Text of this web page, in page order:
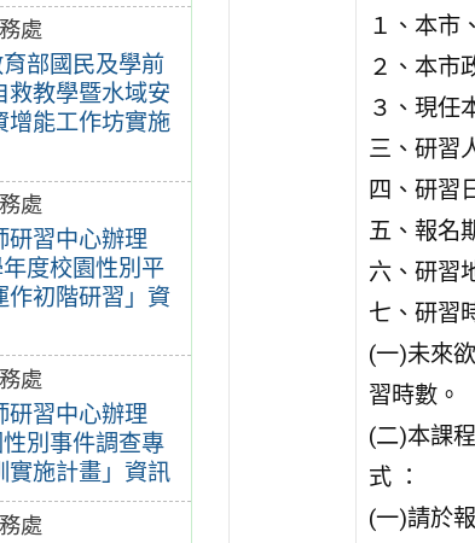
處
部國民及學前
救教學暨水域安
增能工作坊實施
處
研習中心辦理
年度校園性別平
作初階研習」資
處
研習中心辦理
性別事件調查專
實施計畫」資訊
處
１、本市
２、本市
３、現任
三、研習
四、研習
五、報名
六、研習
七、研習
(一)未來
習時數。
(二)本課
式 ：
(一)請於